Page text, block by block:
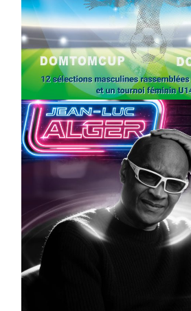
SPORT COMPÉTITIONS FOOTBALL
Foot : la DTC 2026
On03/04/2026by
CULTURE
Artiste W2R : Jean Luc